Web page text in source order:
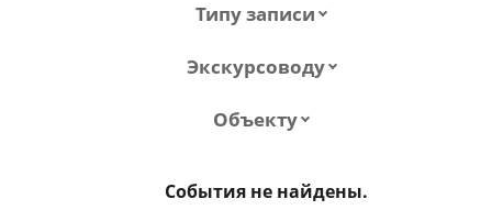
Типу записи
Экскурсоводу
Объекту
События не найдены.